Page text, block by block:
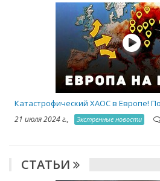
Катастрофический ХАОС в Европе!
21 июля 2024 г., Экстренные новости
СТАТЬИ